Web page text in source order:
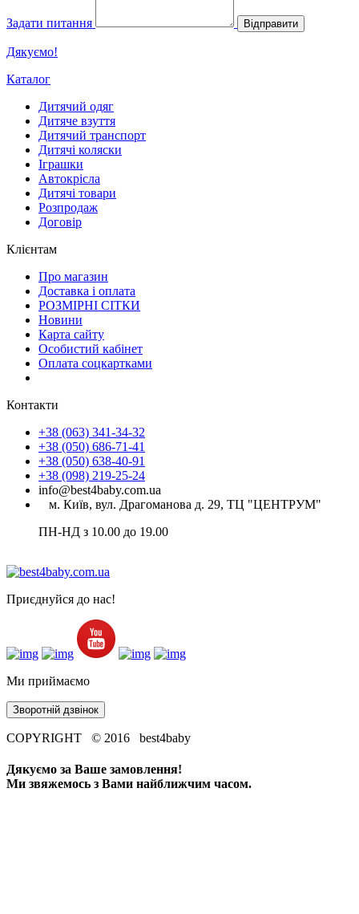
Задати питання Відправити
Дякуємо!
Каталог
Дитячий одяг
Дитяче взуття
Дитячий транспорт
Дитячі коляски
Іграшки
Автокрісла
Дитячі товари
Розпродаж
Договір
Клієнтам
Про магазин
Доставка і оплата
РОЗМІРНІ СІТКИ
Новини
Карта сайту
Особистий кабінет
Оплата соцкартками
Контакти
+38 (063) 341-34-32
+38 (050) 686-71-41
+38 (050) 638-40-91
+38 (098) 219-25-24
info@best4baby.com.ua
м. Київ, вул. Драгоманова д. 29, ТЦ "ЦЕНТРУМ"
ПН-НД з 10.00 до 19.00
Приєднуйся до нас!
Ми приймаємо
Зворотній дзвінок
COPYRIGHT © 2016 best4baby
Дякуємо за Ваше замовлення!
Ми звяжемось з Вами найближчим часом.